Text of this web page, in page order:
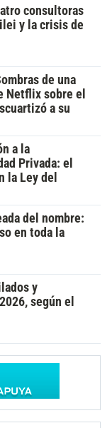
consultoras
y la crisis de
de una
Netflix sobre el
a su
a la
Privada: el
la Ley del
del nombre:
en toda la
y
según el